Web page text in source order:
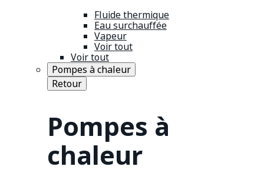
Fluide thermique
Eau surchauffée
Vapeur
Voir tout
Voir tout
Pompes à chaleur
Retour
Pompes à
chaleur